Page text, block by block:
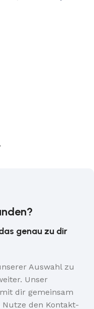
genau zu dir
Auswahl zu
Unser
dir gemeinsam
den Kontakt-